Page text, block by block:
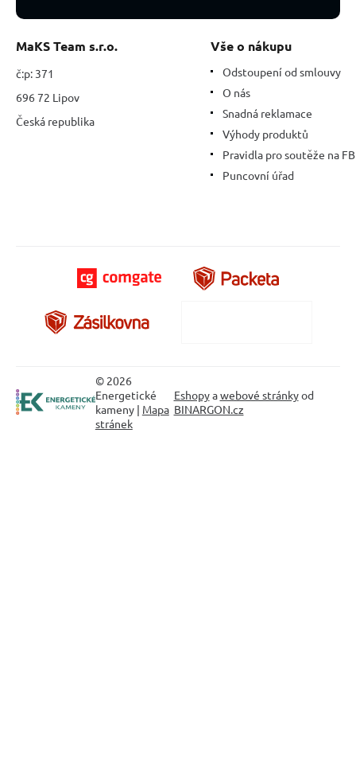
léčitel
MaKS Team s.r.o.
č:p: 371
696 72 Lipov
Česká republika
Vše o nákupu
Odstoupení od smlouvy
O nás
Snadná reklamace
Výhody produktů
Pravidla pro soutěže na FB
Puncovní úřad
© 2026
Energetické
kameny | Mapa
stránek
Eshopyawebové stránkyod
BINARGON.cz